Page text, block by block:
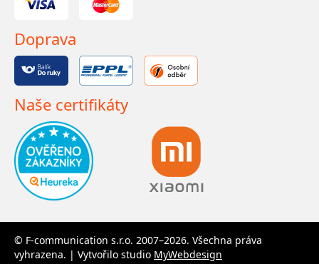
Doprava
Naše certifikáty
© F-communication s.r.o. 2007–2026. Všechna práva
vyhrazena. | Vytvořilo studio MyWebdesign